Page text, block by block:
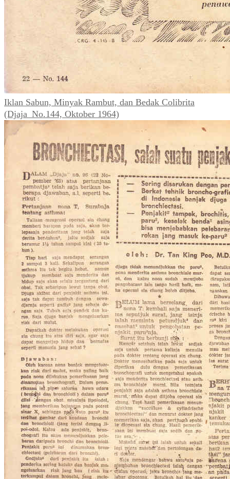
Iklan Sabun, Minyak Rambut, dan Bedak Colibrita
(Djaja_No.144, Oktober 1964)